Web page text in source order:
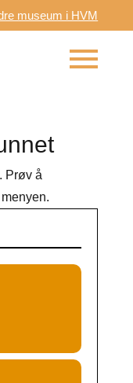
museum i HVM
Prøv å